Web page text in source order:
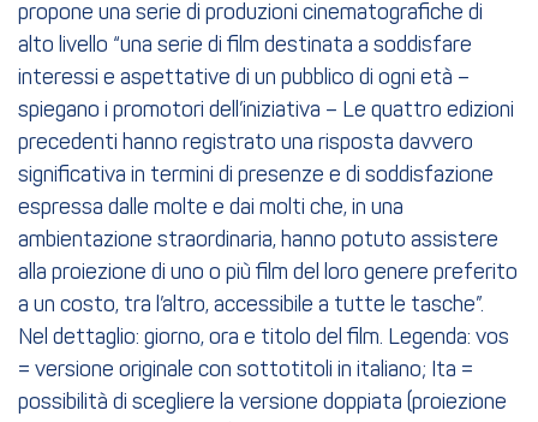
propone una serie di produzioni cinematografiche di
alto livello “una serie di film destinata a soddisfare
interessi e aspettative di un pubblico di ogni età –
spiegano i promotori dell’iniziativa – Le quattro edizioni
precedenti hanno registrato una risposta davvero
significativa in termini di presenze e di soddisfazione
espressa dalle molte e dai molti che, in una
ambientazione straordinaria, hanno potuto assistere
alla proiezione di uno o più film del loro genere preferito
a un costo, tra l’altro, accessibile a tutte le tasche”.
Nel dettaglio: giorno, ora e titolo del film. Legenda: vos
= versione originale con sottotitoli in italiano; Ita =
possibilità di scegliere la versione doppiata (proiezione